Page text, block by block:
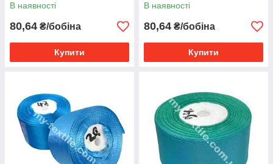
В наявності
80,64 ₴/бобіна
Купити
В наявності
80,64 ₴/бобіна
Купити